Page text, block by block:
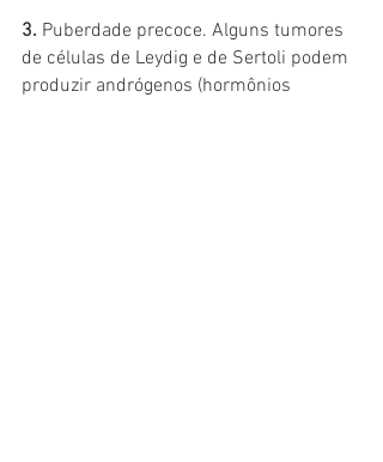
3. Puberdade precoce. Alguns tumores
de células de Leydig e de Sertoli podem
produzir andrógenos (hormônios